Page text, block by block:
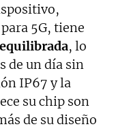
5G, tiene
, lo
de un día sin
IP67 y la
su chip son
de su diseño